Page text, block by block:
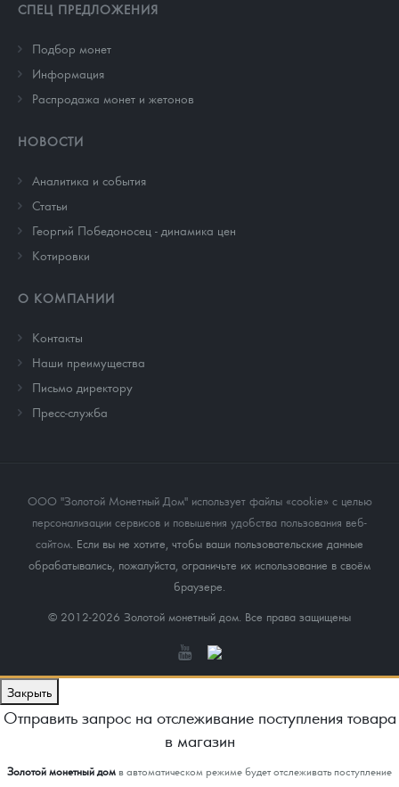
СПЕЦ ПРЕДЛОЖЕНИЯ
Подбор монет
Информация
Распродажа монет и жетонов
НОВОСТИ
Аналитика и события
Cтатьи
Георгий Победоносец - динамика цен
Котировки
О КОМПАНИИ
Контакты
Наши преимущества
Письмо директору
Пресс-служба
ООО "Золотой Монетный Дом" использует файлы «cookie» с целью
персонализации сервисов и повышения удобства пользования веб-
сайтом . Если вы не хотите, чтобы ваши пользовательские данные
обрабатывались, пожалуйста, ограничьте их использование в своём
браузере.
© 2012-2026 Золотой монетный дом. Все права защищены
Закрыть
Отправить запрос на отслеживание поступления товара
в магазин
Золотой монетный домв автоматическом режиме будет отслеживать поступление